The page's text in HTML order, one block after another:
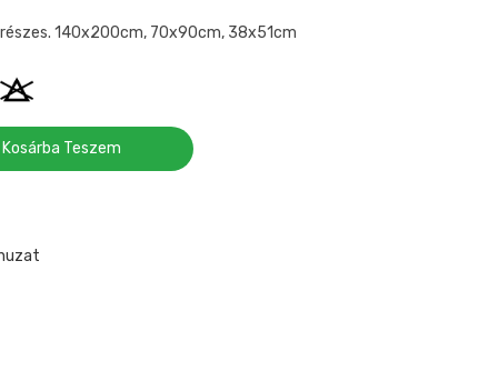
140x200cm, 70x90cm, 38x51cm
Kosárba Teszem